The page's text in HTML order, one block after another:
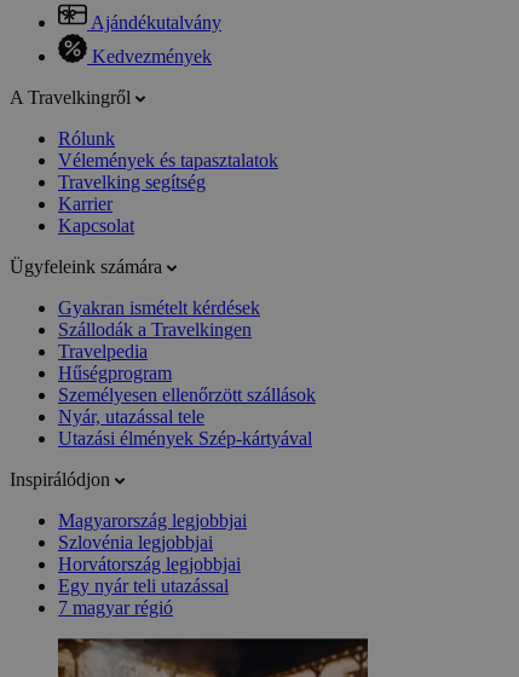
Ajándékutalvány
Kedvezmények
A Travelkingről
Rólunk
Vélemények és tapasztalatok
Travelking segítség
Karrier
Kapcsolat
Ügyfeleink számára
Gyakran ismételt kérdések
Szállodák a Travelkingen
Travelpedia
Hűségprogram
Személyesen ellenőrzött szállások
Nyár, utazással tele
Utazási élmények Szép-kártyával
Inspirálódjon
Magyarország legjobbjai
Szlovénia legjobbjai
Horvátország legjobbjai
Egy nyár teli utazással
7 magyar régió